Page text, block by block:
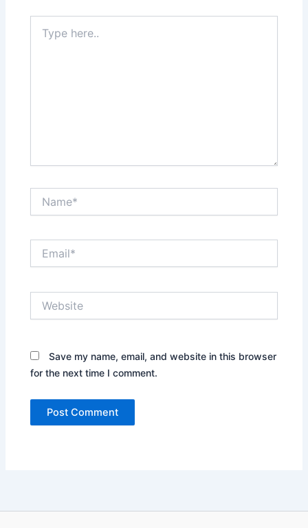
here..
Save my name, email, and website in this browser
for the next time I comment.